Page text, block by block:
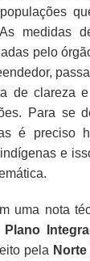
medidas
pelo
de clareza
Para se
é preciso
e
uma nota
Plano
pela